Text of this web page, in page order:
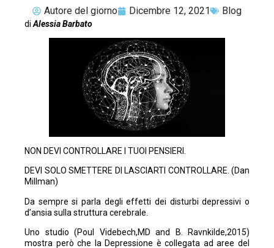
Autore del giorno Dicembre 12, 2021 Blog
di Alessia Barbato
NON DEVI CONTROLLARE I TUOI PENSIERI.
DEVI SOLO SMETTERE DI LASCIARTI CONTROLLARE. (Dan
Millman)
Da sempre si parla degli effetti dei disturbi depressivi o
d’ansia sulla struttura cerebrale.
Uno studio (Poul Videbech,MD and B. Ravnkilde,2015)
mostra però che la Depressione è collegata ad aree del